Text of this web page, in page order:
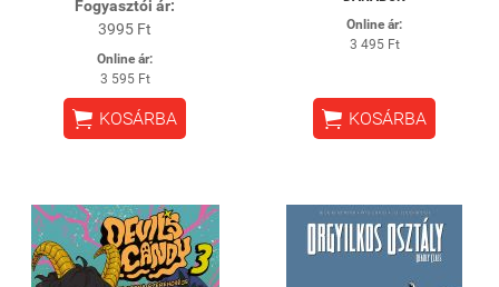
Fogyasztói ár:
3995 Ft
Online ár:
3 595 Ft
 KOSÁRBA
Online ár:
3 495 Ft
 KOSÁRBA